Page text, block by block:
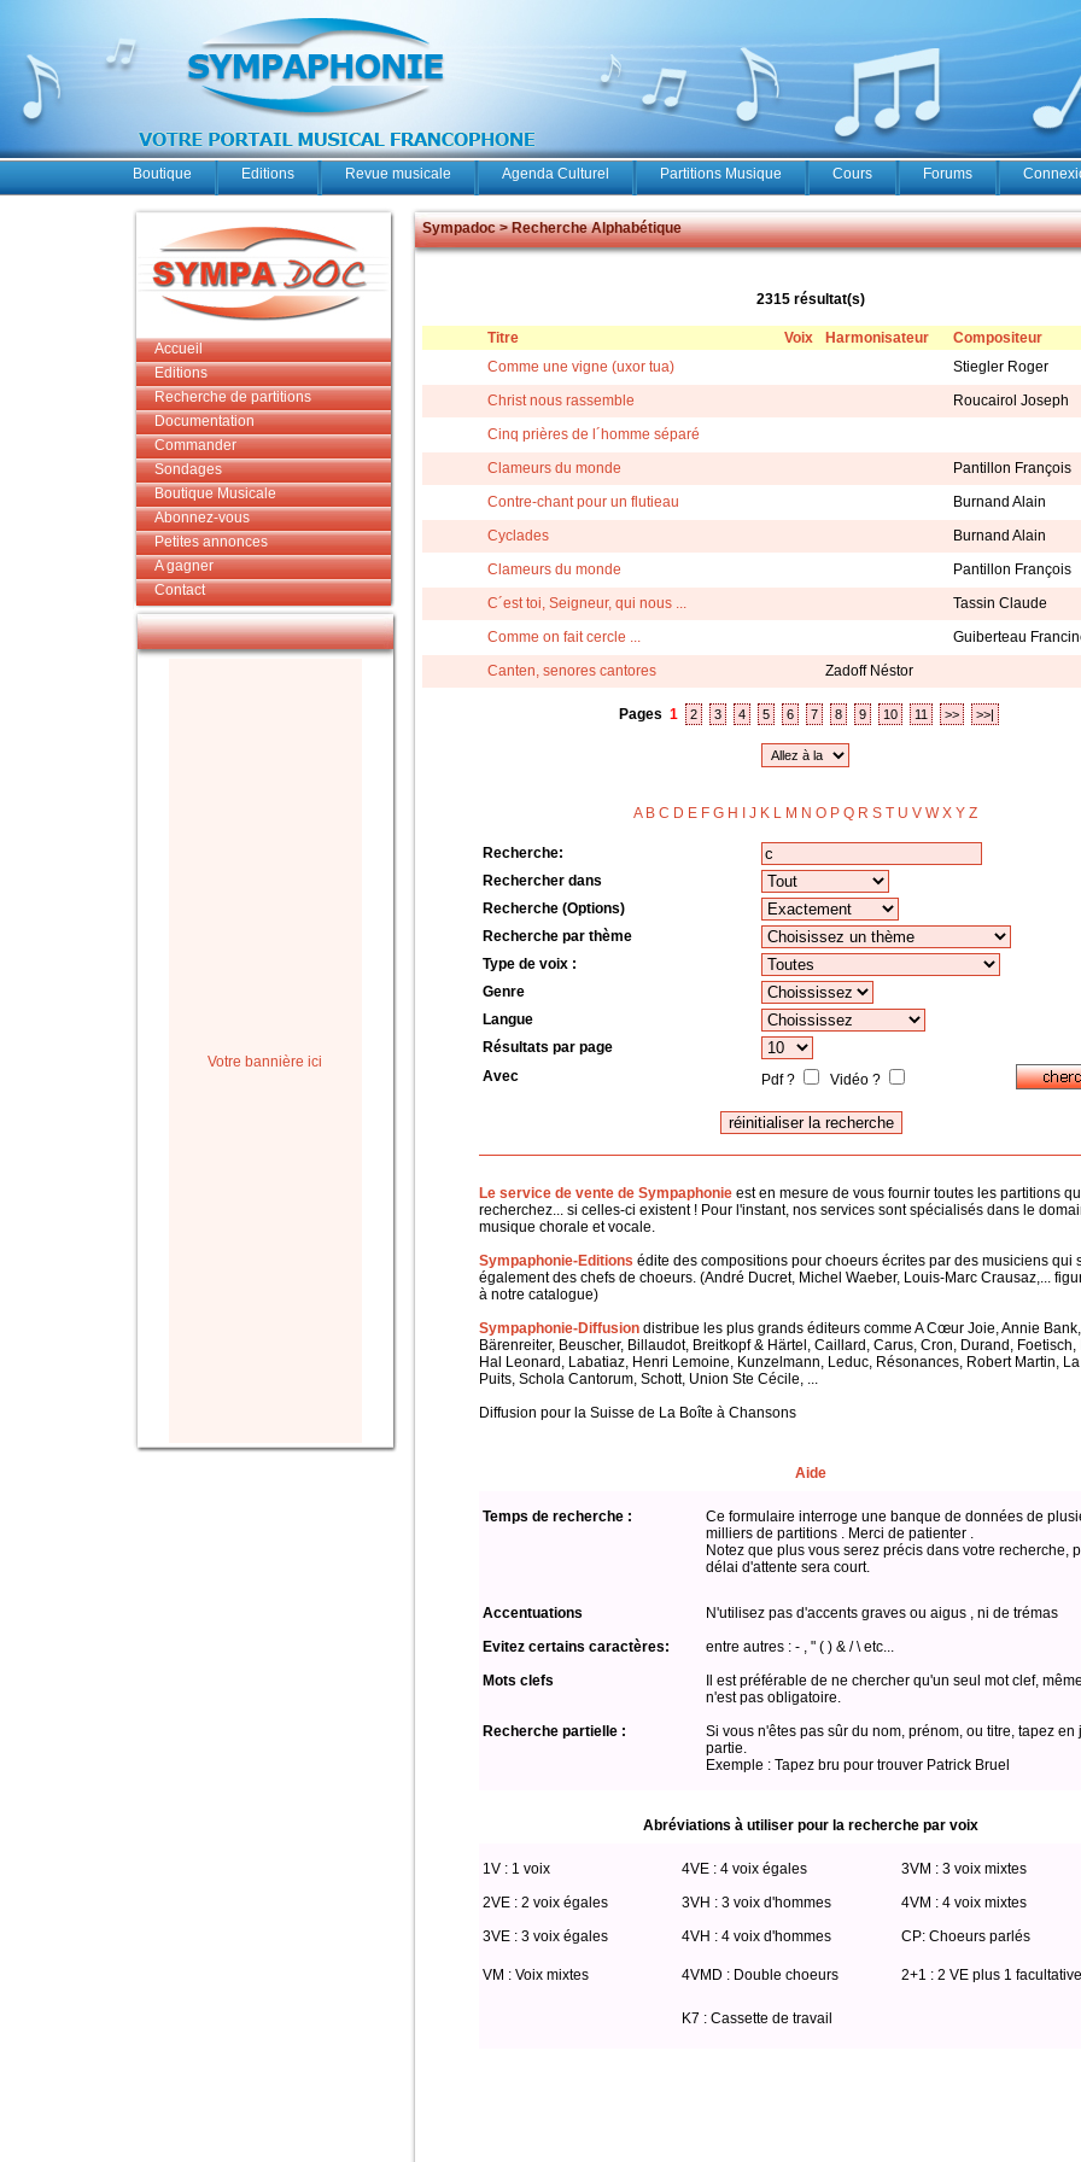
Boutique Editions Revue musicale Agenda Culturel Partitions Musique Cours Forums
Accueil
Editions
Recherche de partitions
Documentation
Commander
Sondages
Boutique Musicale
Abonnez-vous
Petites annonces
A gagner
Contact
Votre bannière ici
Sympadoc > Recherche Alphabétique
2315 résultat(s)
Titre Voix Harmonisateur
Compositeur
Comme une vigne (uxor tua)
Stiegler Roger
Christ nous rassemble
Roucairol Joseph
Cinq prières de l´homme séparé
Clameurs du monde
Pantillon François
Contre-chant pour un flutieau
Burnand Alain
Cyclades
Burnand Alain
Clameurs du monde
Pantillon François
C´est toi, Seigneur, qui nous ...
Tassin Claude
Comme on fait cercle ...
Guiberteau
Canten, senores cantores
Zadoff Néstor
Pages 1 2 3 4 5 6 7 8 9 10 11 >> >>|
A B C D E F G H J K L M N O P Q R S T U V W X Y Z
Recherche:
Rechercher dans
Recherche (Options)
Recherche par thème
Type de voix :
Genre
Langue
Résultats par page
Avec
Pdf ? Vidéo ?
Le service de vente de Sympaphonie est en mesure de vous fournir toutes les partitions
recherchez... si celles-ci existent ! Pour l'instant, nos services sont spécialisés dans le
musique chorale et vocale.
Sympaphonie-Editions édite des compositions pour choeurs écrites par des musiciens qui
également des chefs de choeurs. (André Ducret, Michel Waeber, Louis-Marc Crausaz,...
à notre catalogue)
Sympaphonie-Diffusion distribue les plus grands éditeurs comme A Cœur Joie, Annie Bank,
Bärenreiter, Beuscher, Billaudot, Breitkopf & Härtel, Caillard, Carus, Cron, Durand, Foetisch,
Hal Leonard, Labatiaz, Henri Lemoine, Kunzelmann, Leduc, Résonances, Robert Martin,
Puits, Schola Cantorum, Schott, Union Ste Cécile, ...
Diffusion pour la Suisse de La Boîte à Chansons
Aide
Temps de recherche :
Ce formulaire interroge une banque de données de
milliers de partitions . Merci de patienter .
Notez que plus vous serez précis dans votre recherche,
délai d'attente sera court.
Accentuations
N'utilisez pas d'accents graves ou aigus , ni de trémas
Evitez certains caractères:
entre autres : - , " ( ) & / \ etc...
Mots clefs
Il est préférable de ne chercher qu'un seul mot clef,
n'est pas obligatoire.
Recherche partielle :
Si vous n'êtes pas sûr du nom, prénom, ou titre, tapez en
partie.
Exemple : Tapez bru pour trouver Patrick Bruel
Abréviations à utiliser pour la recherche par voix
1V : 1 voix 4VE : 4 voix égales
3VM : 3 voix mixtes
2VE : 2 voix égales
3VH : 3 voix d'hommes
4VM : 4 voix mixtes
3VE : 3 voix égales
4VH : 4 voix d'hommes CP: Choeurs parlés
VM : Voix mixtes 4VMD : Double choeurs 2+1 : 2 VE plus 1 facultative
K7 : Cassette de travail